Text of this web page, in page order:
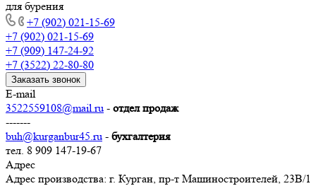
для бурения
+7 (902) 021-15-69
+7 (902) 021-15-69
+7 (909) 147-24-92
+7 (3522) 22-80-80
Заказать звонок
E-mail
3522559108@mail.ru - отдел продаж
-------
buh@kurganbur45.ru - бухгалтерия
тел. 8 909 147-19-67
Адрес
Адрес производства: г. Курган, пр-т Машиностроителей, 23В/1